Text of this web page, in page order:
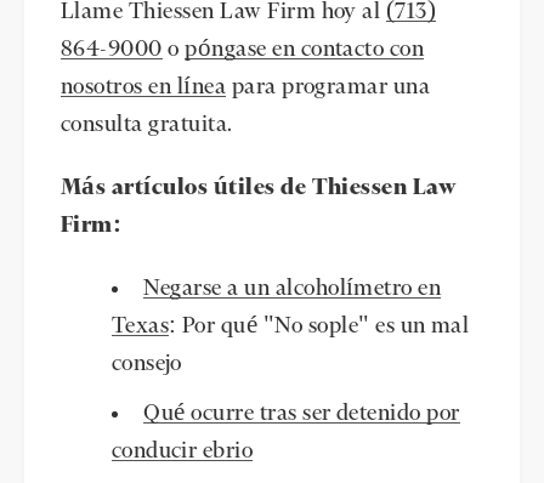
Llame Thiessen Law Firm hoy al (713)
864-9000 opóngase en contacto con
nosotros en línea para programar una
consulta gratuita.
Más artículos útiles de Thiessen Law
Firm:
Negarse a un alcoholímetro en
Texas: Por qué "No sople" es un mal
consejo
Qué ocurre tras ser detenido por
conducir ebrio